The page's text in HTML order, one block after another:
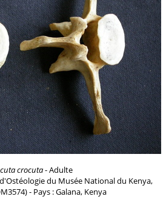
crocuta- Adulte
du Musée National du Kenya,
- Pays : Galana, Kenya